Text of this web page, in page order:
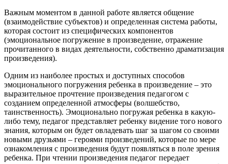
Важным моментом в данной работе является общение
(взаимодействие субъектов) и определенная система работы,
которая состоит из специфических компонентов
(эмоциональное погружение в произведение, отражение
прочитанного в видах деятельности, собственно драматизация
произведения).
Одним из наиболее простых и доступных способов
эмоционального погружения ребенка в произведение – это
выразительное прочтение произведения педагогом с
созданием определенной атмосферы (волшебство,
таинственность). Эмоционально погружая ребенка в какую-
либо тему, педагог представляет ребенку видение того нового
знания, которым он будет овладевать шаг за шагом со своими
новыми друзьями – героями произведений, которые по мере
ознакомления с произведения будут появляться в поле зрения
ребенка. При чтении произведения педагог передает